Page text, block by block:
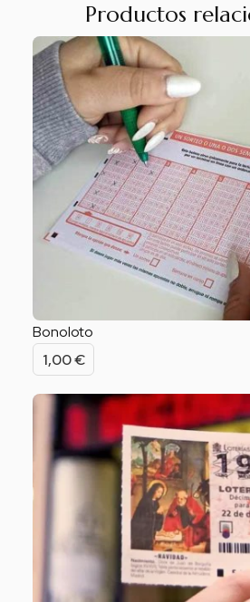
Productos
Bonoloto
1,00€